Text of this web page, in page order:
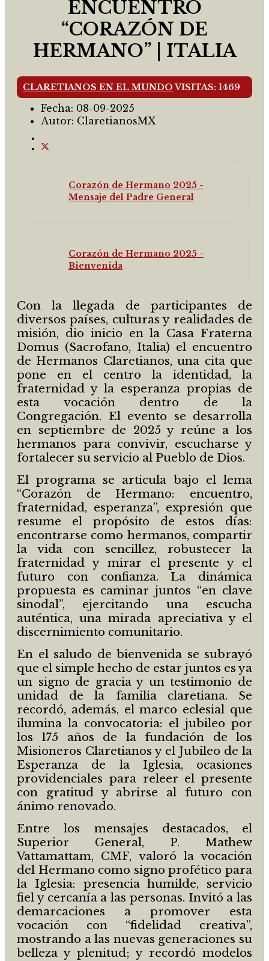
ENCUENTRO
“CORAZÓN DE
HERMANO” | ITALIA
CLARETIANOS EN EL MUNDO VISITAS: 1469
Fecha: 08-09-2025
Autor: ClaretianosMX
Corazón de Hermano 2025 -
Mensaje del Padre General
Corazón de Hermano 2025 -
Bienvenida
Con la llegada de participantes de
diversos países, culturas y realidades de
misión, dio inicio en la Casa Fraterna
Domus (Sacrofano, Italia) el encuentro
de Hermanos Claretianos, una cita que
pone en el centro la identidad, la
fraternidad y la esperanza propias de
esta vocación dentro de la
Congregación. El evento se desarrolla
en septiembre de 2025 y reúne a los
hermanos para convivir, escucharse y
fortalecer su servicio al Pueblo de Dios.
El programa se articula bajo el lema
“Corazón de Hermano: encuentro,
fraternidad, esperanza”, expresión que
resume el propósito de estos días:
encontrarse como hermanos, compartir
la vida con sencillez, robustecer la
fraternidad y mirar el presente y el
futuro con confianza. La dinámica
propuesta es caminar juntos “en clave
sinodal”, ejercitando una escucha
auténtica, una mirada apreciativa y el
discernimiento comunitario.
En el saludo de bienvenida se subrayó
que el simple hecho de estar juntos es ya
un signo de gracia y un testimonio de
unidad de la familia claretiana. Se
recordó, además, el marco eclesial que
ilumina la convocatoria: el jubileo por
los 175 años de la fundación de los
Misioneros Claretianos y el Jubileo de la
Esperanza de la Iglesia, ocasiones
providenciales para releer el presente
con gratitud y abrirse al futuro con
ánimo renovado.
Entre los mensajes destacados, el
Superior General, P. Mathew
Vattamattam, CMF, valoró la vocación
del Hermano como signo profético para
la Iglesia: presencia humilde, servicio
fiel y cercanía a las personas. Invitó a las
demarcaciones a promover esta
vocación con “fidelidad creativa”,
mostrando a las nuevas generaciones su
belleza y plenitud; y recordó modelos